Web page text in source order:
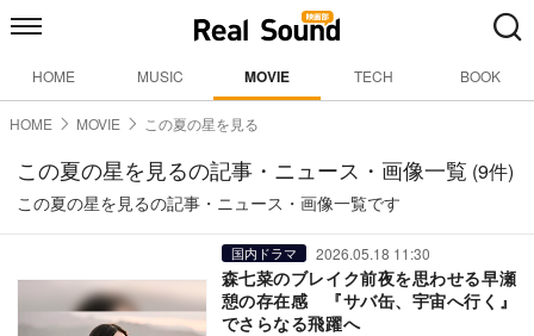
HOME MUSIC MOVIE TECH BOOK
HOME MOVIE この夏の星を見る
この夏の星を見るの記事・ニュース・画像一覧 (9件)
この夏の星を見るの記事・ニュース・画像一覧です
国内ドラマ 2026.05.18 11:30
森七菜のブレイク前夜を思わせる早瀬
憩の存在感 『サバ缶、宇宙へ行く』
でさらなる飛躍へ